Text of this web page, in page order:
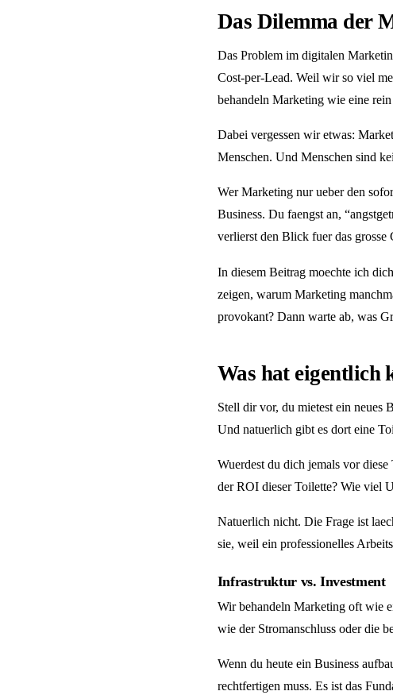
Das Dilemma der
Das Problem im digitalen
Cost-per-Lead. Weil wir so viel
behandeln Marketing wie eine
Dabei vergessen wir etwas:
Menschen. Und Menschen sind
Wer Marketing nur ueber den
Business. Du faengst an,
verlierst den Blick fuer das grosse
In diesem Beitrag moechte ich
zeigen, warum Marketing
provokant? Dann warte ab, was
Was hat eigentlich
Stell dir vor, du mietest ein neues
Und natuerlich gibt es dort eine
Wuerdest du dich jemals vor
der ROI dieser Toilette? Wie viel
Natuerlich nicht. Die Frage ist
sie, weil ein professionelles
Infrastruktur vs. Investment
Wir behandeln Marketing oft wie
wie der Stromanschluss oder die
Wenn du heute ein Business
rechtfertigen muss. Es ist das